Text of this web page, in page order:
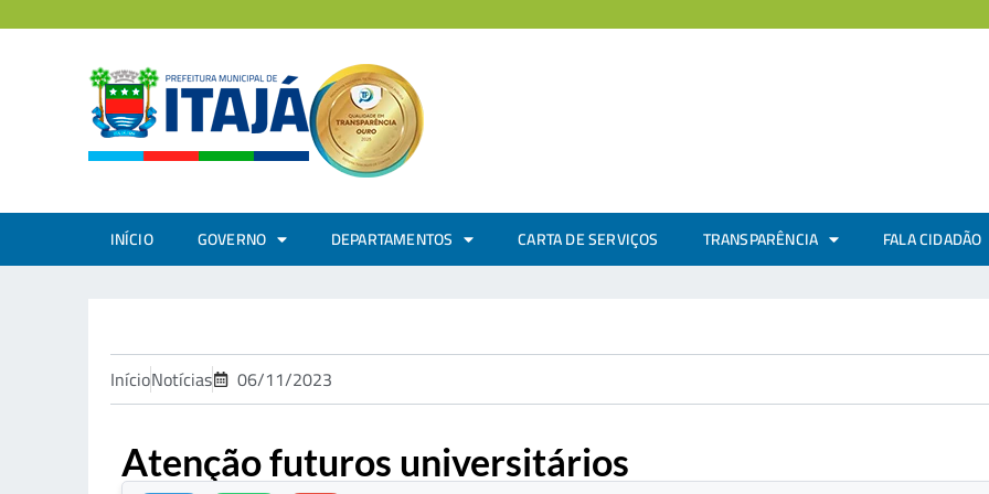
INÍCIO GOVERNO DEPARTAMENTOS CARTA DE SERVIÇOS TRANSPARÊNCIA FALA CIDADÃO
InícioNotícias 06/11/2023
Atenção futuros universitários